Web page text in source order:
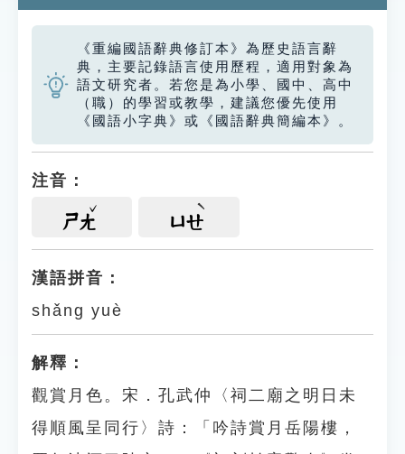
《重編國語辭典修訂本》為歷史語言辭
典，主要記錄語言使用歷程，適用對象為
語文研究者。若您是為小學、國中、高中
（職）的學習或教學，建議您優先使用
《國語小字典》或《國語辭典簡編本》。
注音：
ㄕㄤ ㄩㄝ
漢語拼音：
shǎng yuè
解釋：
觀賞月色。宋．孔武仲〈祠二廟之明日未
得順風呈同行〉詩：「吟詩賞月岳陽樓，